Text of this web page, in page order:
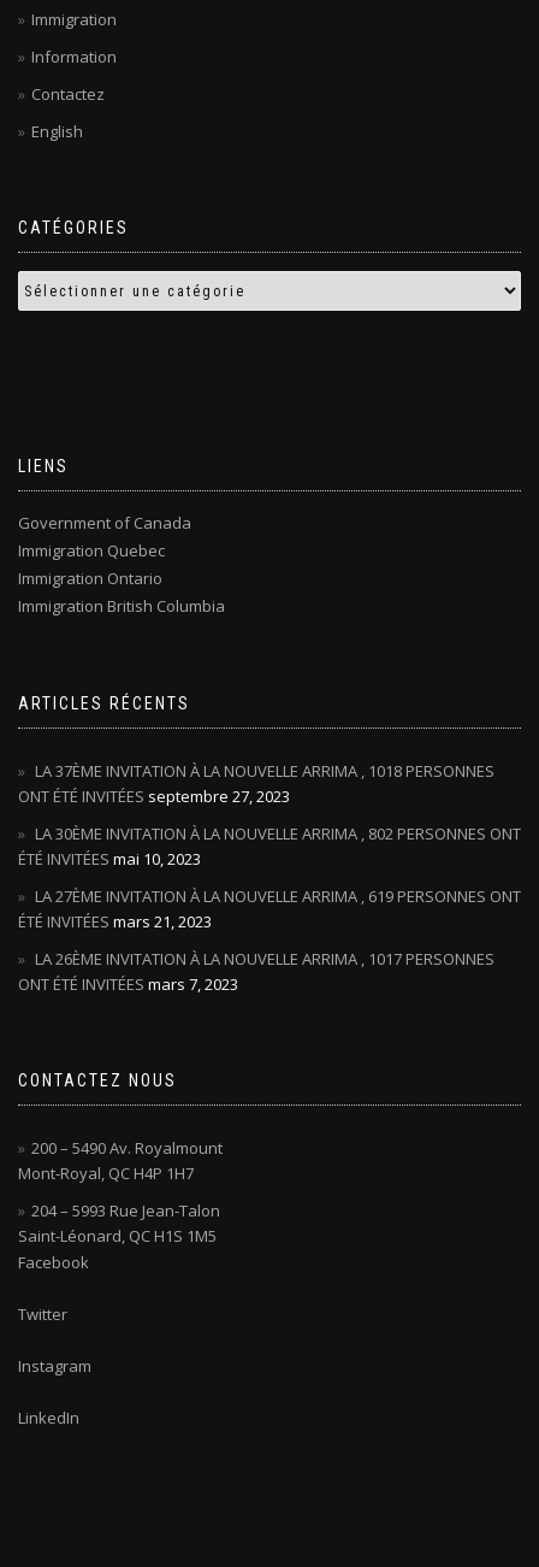
Immigration
Information
Contactez
English
CATÉGORIES
LIENS
Government of Canada
Immigration Quebec
Immigration Ontario
Immigration British Columbia
ARTICLES RÉCENTS
LA 37ÈME INVITATION À LA NOUVELLE ARRIMA , 1018 PERSONNES
ONT ÉTÉ INVITÉES septembre 27, 2023
LA 30ÈME INVITATION À LA NOUVELLE ARRIMA , 802 PERSONNES ONT
ÉTÉ INVITÉES mai 10, 2023
LA 27ÈME INVITATION À LA NOUVELLE ARRIMA , 619 PERSONNES ONT
ÉTÉ INVITÉES mars 21, 2023
LA 26ÈME INVITATION À LA NOUVELLE ARRIMA , 1017 PERSONNES
ONT ÉTÉ INVITÉES mars 7, 2023
CONTACTEZ NOUS
200 – 5490 Av. Royalmount
Mont-Royal, QC H4P 1H7
204 – 5993 Rue Jean-Talon
Saint-Léonard, QC H1S 1M5
Facebook
Twitter
Instagram
LinkedIn